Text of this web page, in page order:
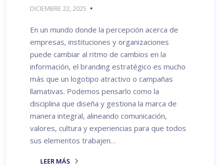
DICIEMBRE 22, 2025
En un mundo donde la percepción acerca de
empresas, instituciones y organizaciones
puede cambiar al ritmo de cambios en la
información, el branding estratégico es mucho
más que un logotipo atractivo o campañas
llamativas. Podemos pensarlo como la
disciplina que diseña y gestiona la marca de
manera integral, alineando comunicación,
valores, cultura y experiencias para que todos
sus elementos trabajen…
LEER MÁS